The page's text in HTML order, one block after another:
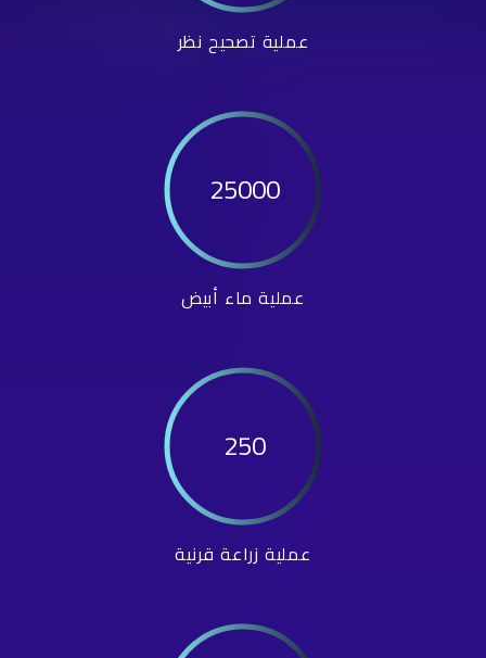
عملية تصحيح نظر
25000
عملية ماء أبيض
250
عملية زراعة قرنية